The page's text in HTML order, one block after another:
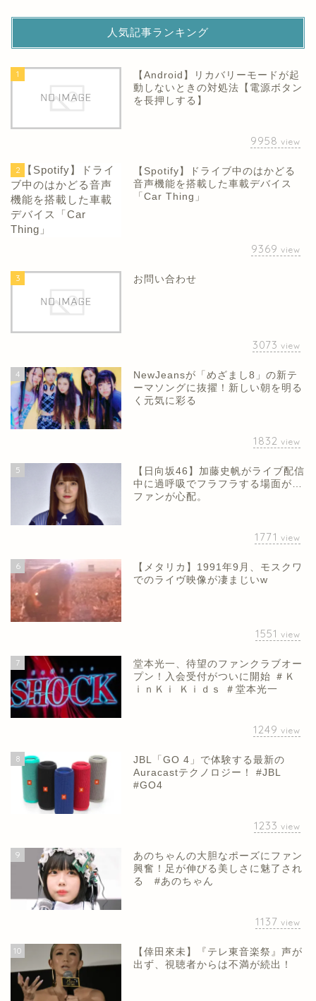
人気記事ランキング
1
【Android】リカバリーモードが起
動しないときの対処法【電源ボタン
を長押しする】
9958 view
2
【Spotify】ドライブ中のはかどる
音声機能を搭載した車載デバイス
「Car Thing」
9369 view
3 お問い合わせ
3073 view
4
NewJeansが「めざまし8」の新テ
ーマソングに抜擢！新しい朝を明る
く元気に彩る
1832 view
5
【日向坂46】加藤史帆がライブ配信
中に過呼吸でフラフラする場面が…
ファンが心配。
1771 view
6
【メタリカ】1991年9月、モスクワ
でのライヴ映像が凄まじいw
1551 view
7
堂本光一、待望のファンクラブオー
プン！入会受付がついに開始 ＃Ｋ
ｉｎＫｉ Ｋｉｄｓ ＃堂本光一
1249 view
8
JBL「GO 4」で体験する最新の
Auracastテクノロジー！ #JBL
#GO4
1233 view
9
あのちゃんの大胆なポーズにファン
興奮！足が伸びる美しさに魅了され
る #あのちゃん
1137 view
10
【倖田來未】『テレ東音楽祭』声が
出ず、視聴者からは不満が続出！